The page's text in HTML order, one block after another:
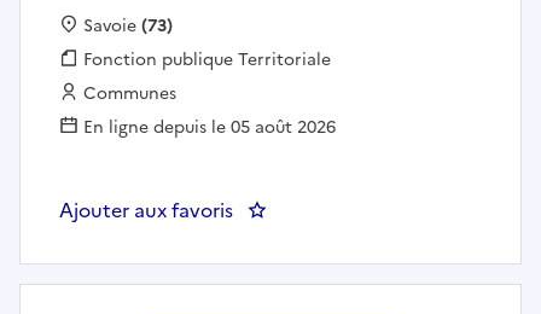
Localisation :
Savoie(73)
Fonction publique :
Fonction publique Territoriale
Employeur :
Communes
En ligne depuis le 05 août 2026
Ajouter aux favoris : AGENT DE SERVICE (H/F) -